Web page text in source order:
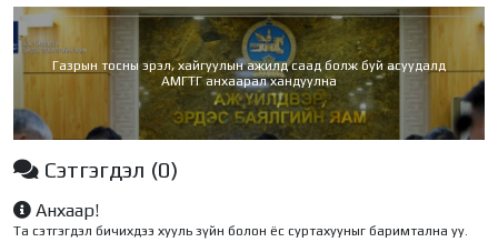
Газрын тосны эрэл, хайгуулын ажилд саад болж буй асуудалд
АМГТГ анхаарал хандуулна
Сэтгэгдэл (0)
Анхаар!
Та сэтгэгдэл бичихдээ хууль зүйн болон ёс суртахууныг баримтална уу.